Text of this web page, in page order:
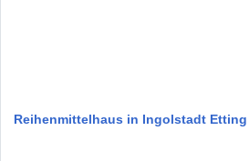
Reihenmittelhaus in Ingolstadt Etting